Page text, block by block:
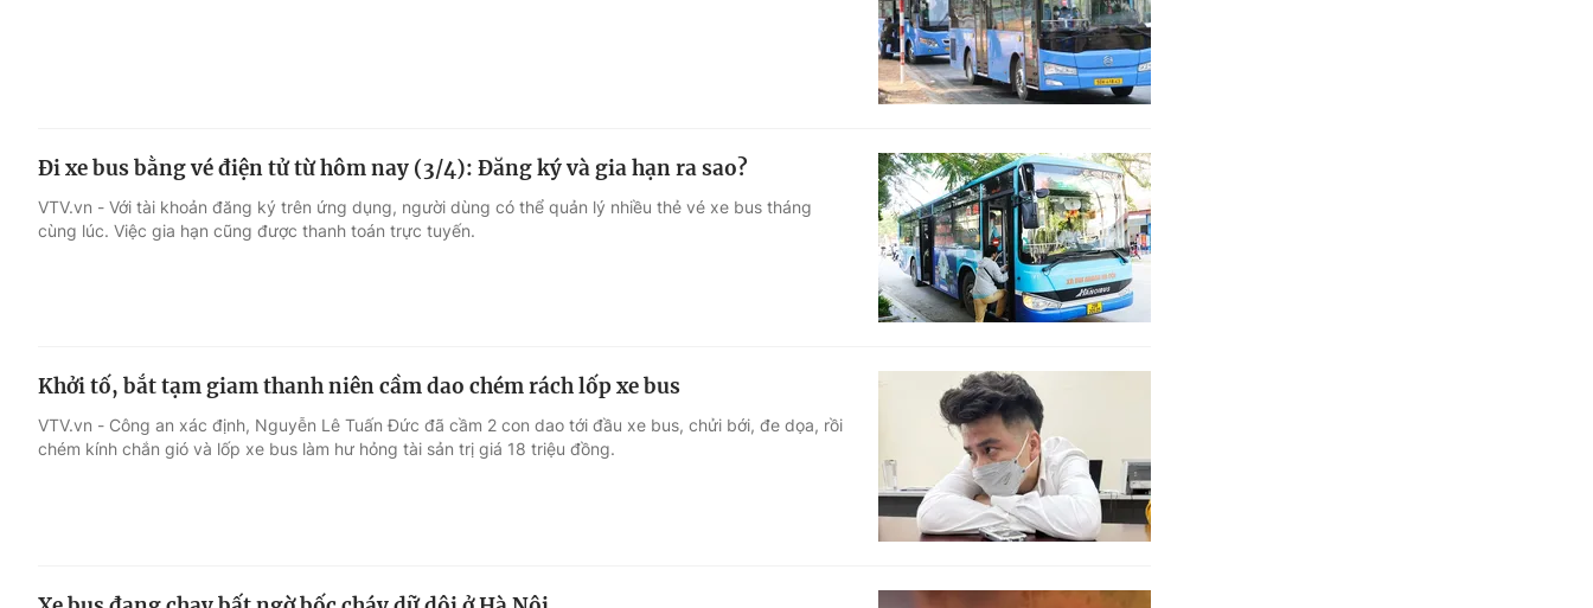
Đi xe bus bằng vé điện tử từ hôm nay (3/4): Đăng ký và gia hạn ra sao?
VTV.vn - Với tài khoản đăng ký trên ứng dụng, người dùng có thể quản lý nhiều thẻ vé xe bus tháng
cùng lúc. Việc gia hạn cũng được thanh toán trực tuyến.
Khởi tố, bắt tạm giam thanh niên cầm dao chém rách lốp xe bus
VTV.vn - Công an xác định, Nguyễn Lê Tuấn Đức đã cầm 2 con dao tới đầu xe bus, chửi bới, đe dọa, rồi
chém kính chắn gió và lốp xe bus làm hư hỏng tài sản trị giá 18 triệu đồng.